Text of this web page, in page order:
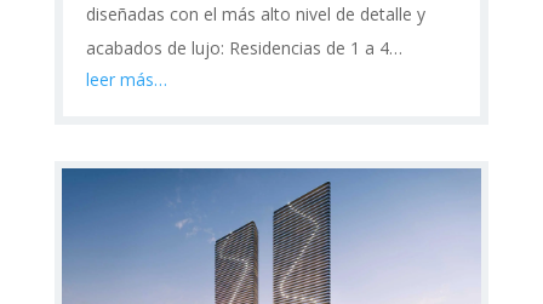
diseñadas con el más alto nivel de detalle y
acabados de lujo: Residencias de 1 a 4…
leer más…